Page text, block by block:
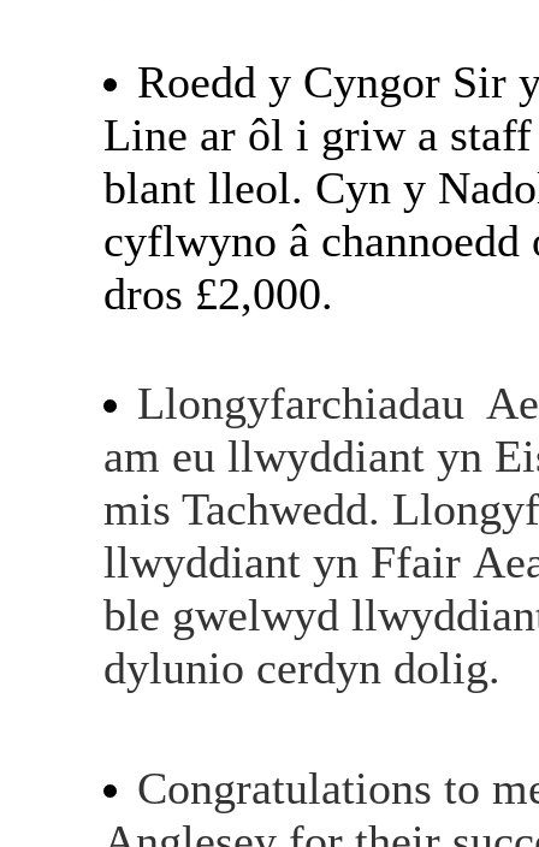
Roedd y Cyngor Sir
Line ar ôl i griw a
blant lleol. Cyn y
cyflwyno â channoedd
dros £2,000.
Llongyfarchiadau
am eu llwyddiant yn
mis Tachwedd.
llwyddiant yn Ffair
ble gwelwyd
dylunio cerdyn dolig.
Congratulations to